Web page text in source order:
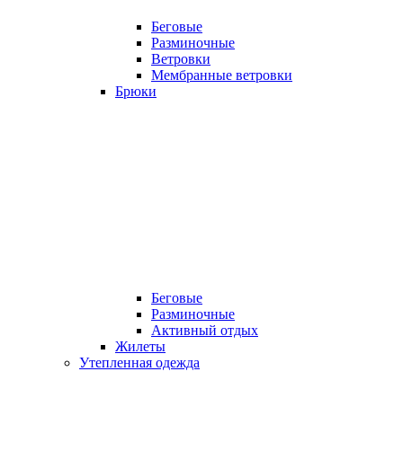
Беговые
Разминочные
Ветровки
Мембранные ветровки
Брюки
Беговые
Разминочные
Активный отдых
Жилеты
Утепленная одежда